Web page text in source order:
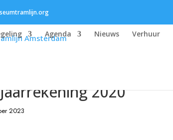
Agenda Nieuws Verhuur
2020
2023